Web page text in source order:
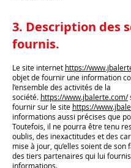
3. Description des
fournis.
Le site internet https://
objet de fournir une information
l’ensemble des activités de la
société. https://www.jbalerte.com/
fournir sur le site https://
informations aussi précises que
Toutefois, il ne pourra être tenu
oublis, des inexactitudes et des
mise à jour, qu’elles soient de son
des tiers partenaires qui lui
informations.